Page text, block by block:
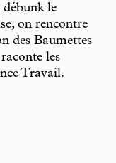
le
on rencontre
des Baumettes
les
Travail.